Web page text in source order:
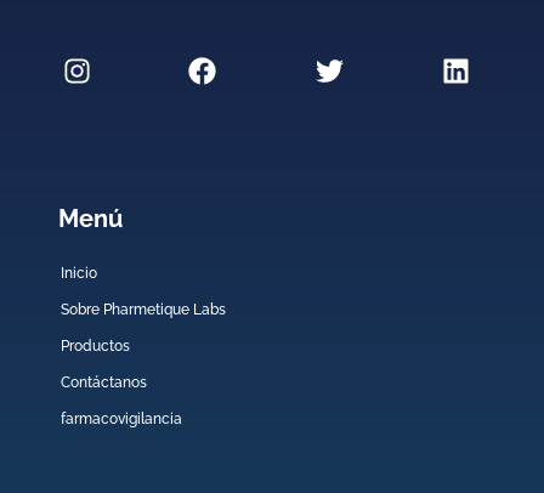
Menú
Inicio
Sobre Pharmetique Labs
Productos
Contáctanos
farmacovigilancia